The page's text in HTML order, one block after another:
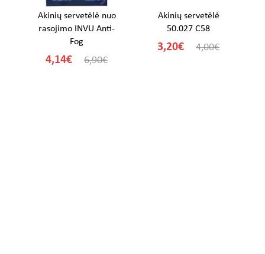
Akinių servetėlė nuo
rasojimo INVU Anti-
Fog
4,14€ 6,90€
Akinių servetėlė
50.027 C58
3,20€ 4,00€